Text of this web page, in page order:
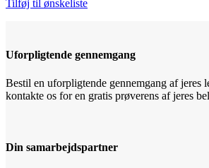
Tilføj til ønskeliste
Uforpligtende gennemgang
Bestil en uforpligtende gennemgang af jeres
kontakte os for en gratis prøverens af jeres
Din samarbejdspartner